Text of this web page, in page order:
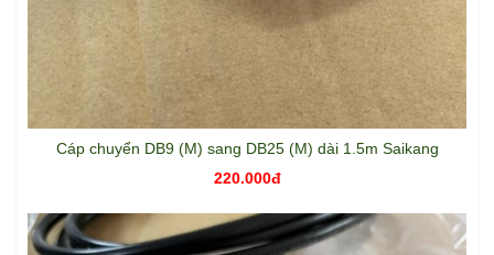
Cáp chuyển DB9 (M) sang DB25 (M) dài 1.5m Saikang
220.000đ